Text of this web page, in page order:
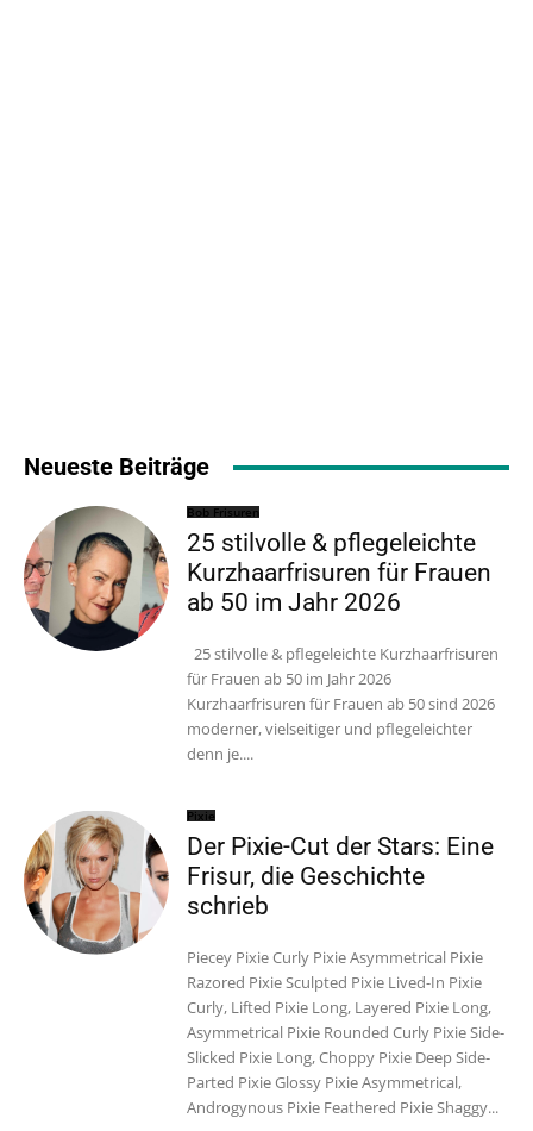
Neueste Beiträge
Bob Frisuren
25 stilvolle & pflegeleichte
Kurzhaarfrisuren für Frauen
ab 50 im Jahr 2026
25 stilvolle & pflegeleichte Kurzhaarfrisuren
für Frauen ab 50 im Jahr 2026
Kurzhaarfrisuren für Frauen ab 50 sind 2026
moderner, vielseitiger und pflegeleichter
denn je....
Pixie
Der Pixie-Cut der Stars: Eine
Frisur, die Geschichte
schrieb
Piecey Pixie Curly Pixie Asymmetrical Pixie
Razored Pixie Sculpted Pixie Lived-In Pixie
Curly, Lifted Pixie Long, Layered Pixie Long,
Asymmetrical Pixie Rounded Curly Pixie Side-
Slicked Pixie Long, Choppy Pixie Deep Side-
Parted Pixie Glossy Pixie Asymmetrical,
Androgynous Pixie Feathered Pixie Shaggy...